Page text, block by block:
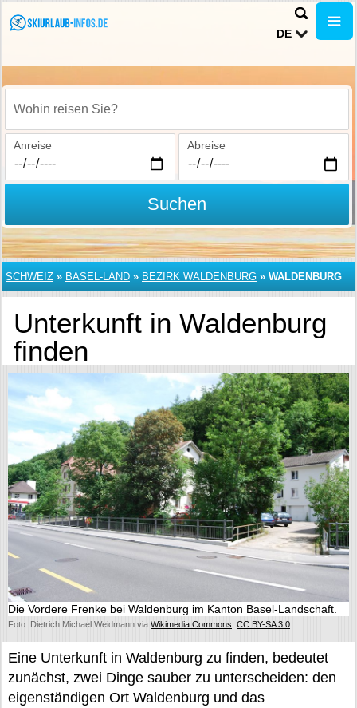
DE
Wohin reisen Sie?
Anreise Abreise
Suchen
SCHWEIZ » BASEL-LAND » BEZIRK WALDENBURG » WALDENBURG
Unterkunft in Waldenburg
finden
Die Vordere Frenke bei Waldenburg im Kanton Basel-Landschaft.
Foto: Dietrich Michael Weidmann via Wikimedia Commons CC BY-SA 3.0
Eine Unterkunft in Waldenburg zu finden, bedeutet
zunächst, zwei Dinge sauber zu unterscheiden: den
eigenständigen Ort Waldenburg und das